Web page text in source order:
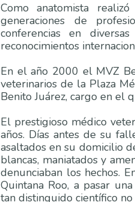
Como anatomista
generaciones de
conferencias en
reconocimientos
En el año 2000 el MVZ
veterinarios de la Plaza
Benito Juárez, cargo en el
El prestigioso médico
años. Días antes de su
asaltados en su domicilio
blancas, maniatados y
denunciaban los hechos.
Quintana Roo, a pasar
tan distinguido científico no